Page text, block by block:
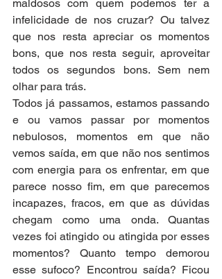
maldosos com quem podemos ter a
infelicidade de nos cruzar? Ou talvez
que nos resta apreciar os momentos
bons, que nos resta seguir, aproveitar
todos os segundos bons. Sem nem
olhar para trás.
Todos já passamos, estamos passando
e ou vamos passar por momentos
nebulosos, momentos em que não
vemos saída, em que não nos sentimos
com energia para os enfrentar, em que
parece nosso fim, em que parecemos
incapazes, fracos, em que as dúvidas
chegam como uma onda. Quantas
vezes foi atingido ou atingida por esses
momentos? Quanto tempo demorou
esse sufoco? Encontrou saída? Ficou